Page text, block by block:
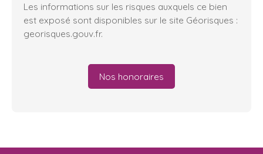
Les informations sur les risques auxquels ce bien
est exposé sont disponibles sur le site Géorisques :
georisques.gouv.fr.
Nos honoraires